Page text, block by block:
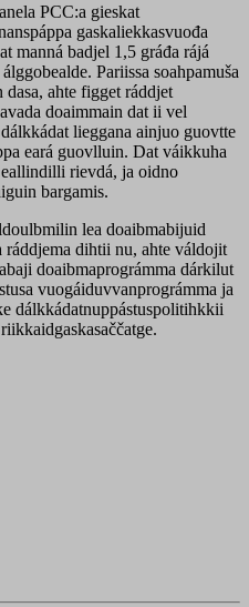
PCC:a gieskat
gaskaliekkasvuođa
manná badjel 1,5 gráđa rájá
Pariissa soahpamuša
dasa, ahte figget ráddjet
doaimmain dat ii vel
lieggana ainjuo guovtte
eará guovlluin. Dat váikkuha
rievdá, ja oidno
bargamis.
lea doaibmabijuid
ráddjema dihtii nu, ahte váldojit
doaibmaprográmma dárkilut
vuogáiduvvanprográmma ja
dálkkádatnuppástuspolitihkkii